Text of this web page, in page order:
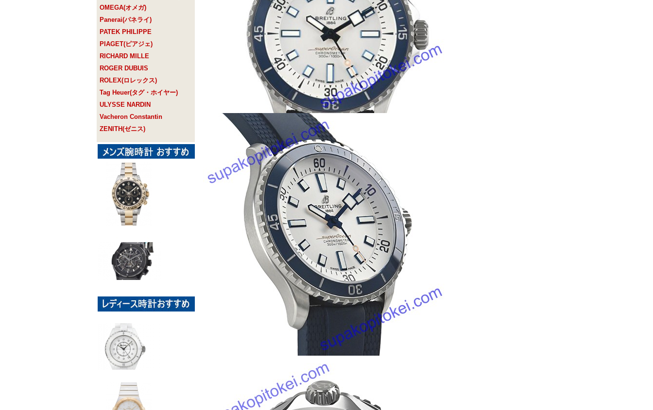
OMEGA(オメガ)
Panerai(パネライ)
PATEK PHILIPPE
PIAGET(ピアジェ)
RICHARD MILLE
ROGER DUBUIS
ROLEX(ロレックス)
Tag Heuer(タグ・ホイヤー)
ULYSSE NARDIN
Vacheron Constantin
ZENITH(ゼニス)